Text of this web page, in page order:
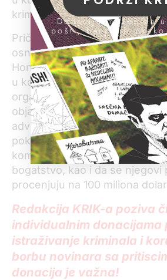
kriminalne i korupcione veze.
Priča o tome da je Popović
osnuje dve ofšor firme na
Hong Kongu nastala je u
u kome je učestvovalo skoro
organizacija iz celog sveta.
objavio i dokumenta koja su
advokatske kancelarije
pokazuju da je Popović
kompanija, da je želeo da
bogatstvo, kao i da se njegovi
procenjuju na 100 miliona
Redakcija KRIK-a poziva
individualnim donacijama
istraživanje kriminala i
borbu novinara sa
donacija je važna!
Donacije možeš da
pošti, banci ili preko